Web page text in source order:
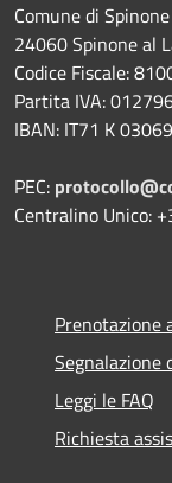
Comune di
24060 Spinone al
Codice Fiscale:
Partita IVA:
IBAN: IT71 K
PEC:
Centralino Unico:
Prenotazione
Segnalazione
Leggi le FAQ
Richiesta